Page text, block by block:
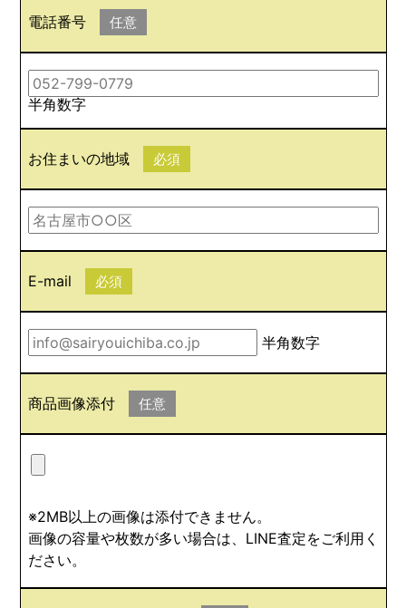
電話番号 任意
半角数字
お住まいの地域 必須
E-mail 必須
半角数字
商品画像添付 任意
※2MB以上の画像は添付できません。
画像の容量や枚数が多い場合は、LINE査定をご利用く
ださい。